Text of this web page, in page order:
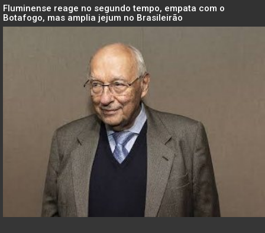
Fluminense reage no segundo tempo, empata com o
Botafogo, mas amplia jejum no Brasileirão